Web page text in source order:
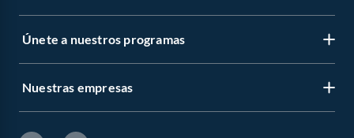
Únete a nuestros programas
Nuestras empresas